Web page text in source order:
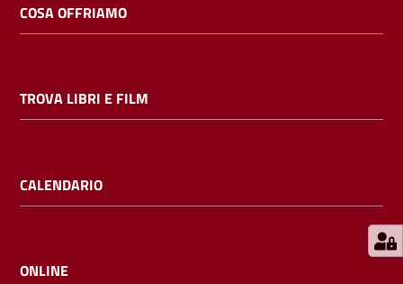
Bambini
E
l
i
COSA OFFRIAMO
TROVA LIBRI E FILM
CALENDARIO
ONLINE